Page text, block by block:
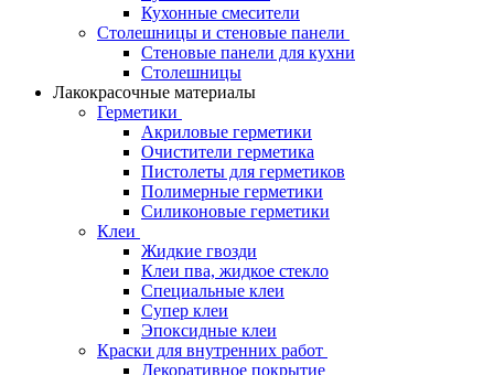
Кухонные смесители
Столешницы и стеновые панели
Стеновые панели для кухни
Столешницы
Лакокрасочные материалы
Герметики
Акриловые герметики
Очистители герметика
Пистолеты для герметиков
Полимерные герметики
Силиконовые герметики
Клеи
Жидкие гвозди
Клеи пва, жидкое стекло
Специальные клеи
Супер клеи
Эпоксидные клеи
Краски для внутренних работ
Декоративное покрытие